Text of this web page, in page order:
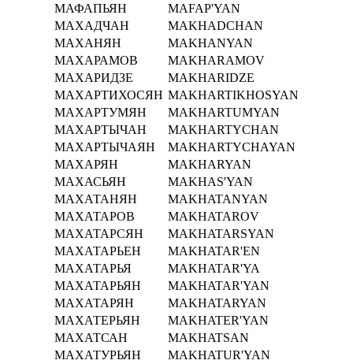
МАФАПЬЯН
MAFAP'YAN
МАХАДЧАН
MAKHADCHAN
МАХАНЯН
MAKHANYAN
МАХАРАМОВ
MAKHARAMOV
МАХАРИДЗЕ
MAKHARIDZE
МАХАРТИХОСЯН MAKHARTIKHOSYAN
МАХАРТУМЯН
MAKHARTUMYAN
МАХАРТЫЧАН
MAKHARTYCHAN
МАХАРТЫЧАЯН
MAKHARTYCHAYAN
МАХАРЯН
MAKHARYAN
МАХАСЬЯН
MAKHAS'YAN
МАХАТАНЯН
MAKHATANYAN
МАХАТАРОВ
MAKHATAROV
МАХАТАРСЯН
MAKHATARSYAN
МАХАТАРЬЕН
MAKHATAR'EN
МАХАТАРЬЯ
MAKHATAR'YA
МАХАТАРЬЯН
MAKHATAR'YAN
МАХАТАРЯН
MAKHATARYAN
МАХАТЕРЬЯН
MAKHATER'YAN
МАХАТСАН
MAKHATSAN
МАХАТУРЬЯН
MAKHATUR'YAN